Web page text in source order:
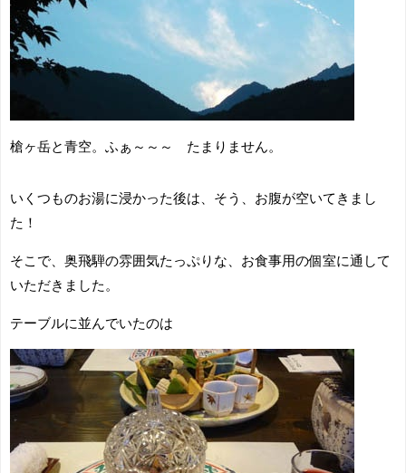
槍ヶ岳と青空。ふぁ～～～ たまりません。
いくつものお湯に浸かった後は、そう、お腹が空いてきまし
た！
そこで、奥飛騨の雰囲気たっぷりな、お食事用の個室に通して
いただきました。
テーブルに並んでいたのは